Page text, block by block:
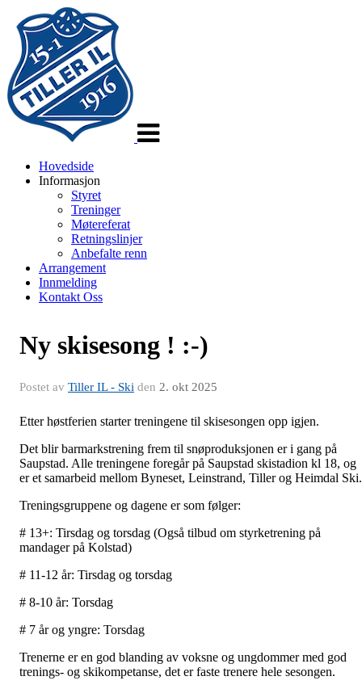
Hovedside
Informasjon
Styret
Treninger
Møtereferat
Retningslinjer
Anbefalte renn
Arrangement
Innmelding
Kontakt Oss
Ny skisesong ! :-)
Postet av Tiller IL - Ski den 2. okt 2025
Etter høstferien starter treningene til skisesongen opp igjen.
Det blir barmarkstrening frem til snøproduksjonen er i gang på
Saupstad. Alle treningene foregår på Saupstad skistadion kl 18, og
er et samarbeid mellom Byneset, Leinstrand, Tiller og Heimdal Ski.
Treningsgruppene og dagene er som følger:
# 13+: Tirsdag og torsdag (Også tilbud om styrketrening på
mandager på Kolstad)
# 11-12 år: Tirsdag og torsdag
# 8-10 år: Torsdag
# 7 år og yngre: Torsdag
Trenerne er en god blanding av voksne og ungdommer med god
trenings- og skikompetanse, det er faste trenere hele sesongen.